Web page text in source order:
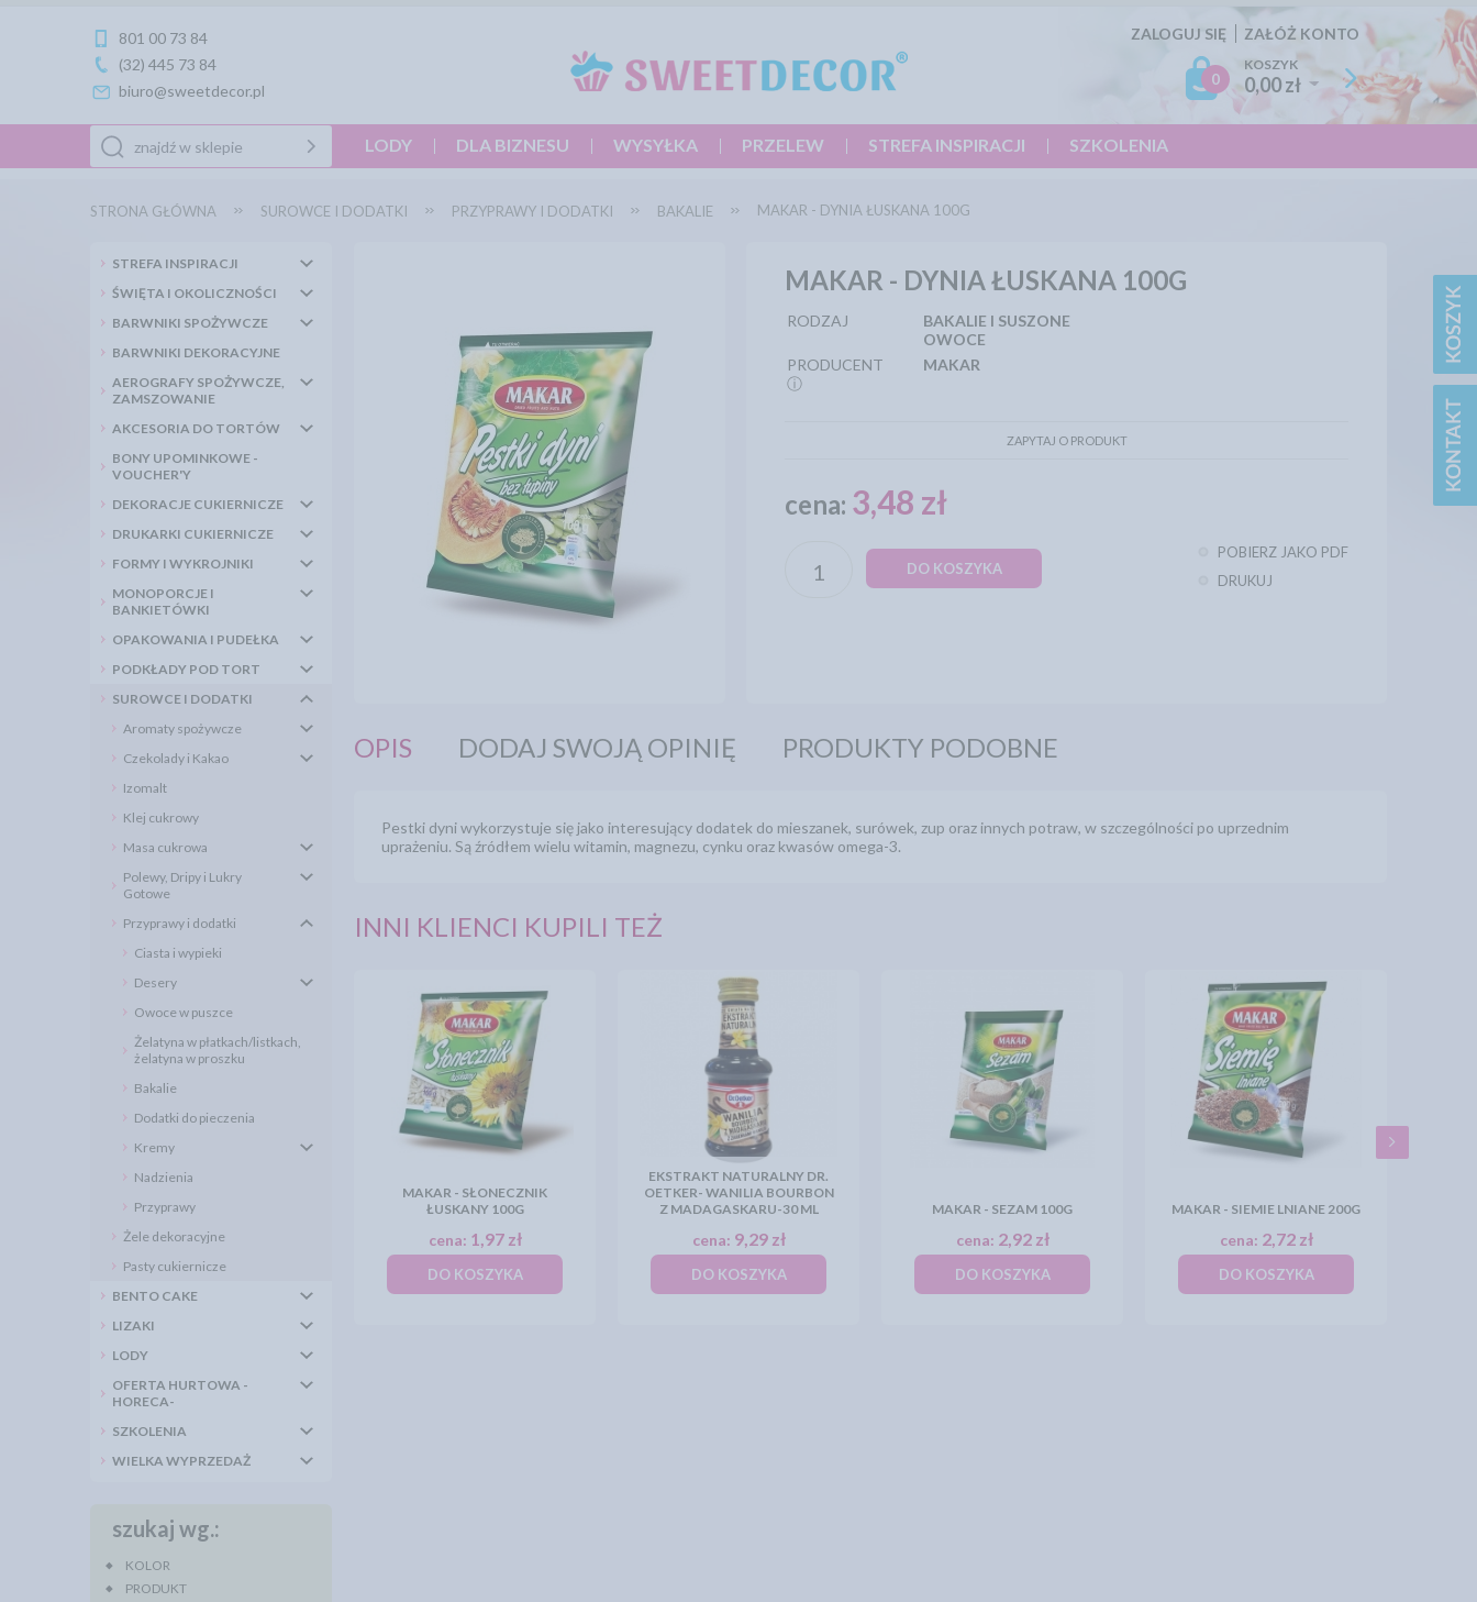
801 00 73 84
(32) 445 73 84
biuro@sweetdecor.pl
ZALOGUJ SIĘ ZAŁÓŻ KONTO
0
KOSZYK
0,00 zł
LODY DLA BIZNESU WYSYŁKA PRZELEW STREFA INSPIRACJI SZKOLENIA
STRONA GŁÓWNA SUROWCE I DODATKI PRZYPRAWY I DODATKI BAKALIE MAKAR - DYNIA ŁUSKANA 100G
STREFA INSPIRACJI
ŚWIĘTA I OKOLICZNOŚCI
BARWNIKI SPOŻYWCZE
BARWNIKI DEKORACYJNE
AEROGRAFY SPOŻYWCZE,
ZAMSZOWANIE
AKCESORIA DO TORTÓW
BONY UPOMINKOWE -
VOUCHER'Y
DEKORACJE CUKIERNICZE
DRUKARKI CUKIERNICZE
FORMY I WYKROJNIKI
MONOPORCJE I
BANKIETÓWKI
OPAKOWANIA I PUDEŁKA
PODKŁADY POD TORT
SUROWCE I DODATKI
Aromaty spożywcze
Czekolady i Kakao
Izomalt
Klej cukrowy
Masa cukrowa
Polewy, Dripy i Lukry
Gotowe
Przyprawy i dodatki
Ciasta i wypieki
Desery
Owoce w puszce
Żelatyna w płatkach/listkach,
żelatyna w proszku
Bakalie
Dodatki do pieczenia
Kremy
Nadzienia
Przyprawy
Żele dekoracyjne
Pasty cukiernicze
BENTO CAKE
LIZAKI
LODY
OFERTA HURTOWA -
HORECA-
SZKOLENIA
WIELKA WYPRZEDAŻ
szukaj wg.:
KOLOR
PRODUKT
MAKAR - DYNIA ŁUSKANA 100G
RODZAJ
BAKALIE I SUSZONE
OWOCE
PRODUCENT
ⓘ
MAKAR
ZAPYTAJ O PRODUKT
cena: 3,48 zł
DO KOSZYKA
POBIERZ JAKO PDF
DRUKUJ
OPIS DODAJ SWOJĄ OPINIĘ PRODUKTY PODOBNE
Pestki dyni wykorzystuje się jako interesujący dodatek do mieszanek, surówek, zup oraz innych potraw, w szczególności po uprzednim
uprażeniu. Są źródłem wielu witamin, magnezu, cynku oraz kwasów omega-3.
INNI KLIENCI KUPILI TEŻ
MAKAR - SŁONECZNIK
ŁUSKANY 100G
cena: 1,97 zł
DO KOSZYKA
EKSTRAKT NATURALNY DR.
OETKER- WANILIA BOURBON
Z MADAGASKARU-30 ML
cena: 9,29 zł
DO KOSZYKA
MAKAR - SEZAM 100G
cena: 2,92 zł
DO KOSZYKA
MAKAR - SIEMIE LNIANE 200G
cena: 2,72 zł
DO KOSZYKA